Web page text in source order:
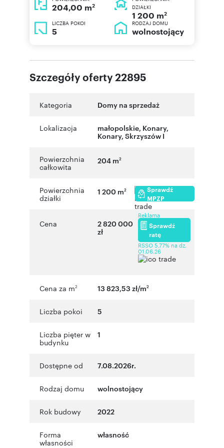
204,00 m2
DZIAŁKI
1 200 m2
LICZBA POKOI
5
RODZAJ DOMU
wolnostojący
Szczegóły oferty 22895
Kategoria Domy na sprzedaż
Lokalizacja małopolskie, Konary,
Konary, Skrzyszów I
Powierzchnia
całkowita
204 m2
Powierzchnia
działki
1 200 m2
Sprawdź
MPZP
Cena
2 820 000
zł
Reklama
Sprawdź
ratę
RSSO 5,77% na dz.
01.06.26
Cena za m2 13 823,53 zł/m2
Liczba pokoi 5
Liczba pięter w
budynku
1
Dostępne od 7.08.2026r.
Rodzaj domu wolnostojący
Rok budowy 2022
Forma
własności
własność